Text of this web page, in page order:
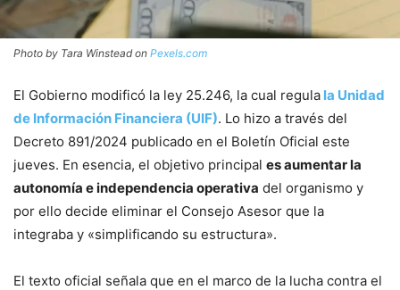
Photo by Tara Winstead on Pexels.com
El Gobierno modificó la ley 25.246, la cual regula la Unidad
de Información Financiera (UIF). Lo hizo a través del
Decreto 891/2024 publicado en el Boletín Oficial este
jueves. En esencia, el objetivo principal es aumentar la
autonomía e independencia operativa del organismo y
por ello decide eliminar el Consejo Asesor que la
integraba y «simplificando su estructura».
El texto oficial señala que en el marco de la lucha contra el